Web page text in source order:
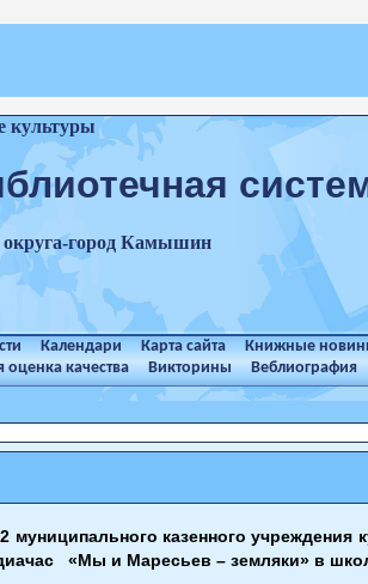
культуры
округа-город Камышин
Календари Карта сайта
Книжные
качества Викторины
Веблиография
казенного учреждения
«Мы и Маресьев – земляки» в